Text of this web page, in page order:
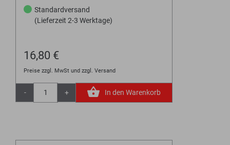
Standardversand
(Lieferzeit 2-3 Werktage)
16,80 €
Preise zzgl. MwSt und zzgl. Versand
- + In den Warenkorb